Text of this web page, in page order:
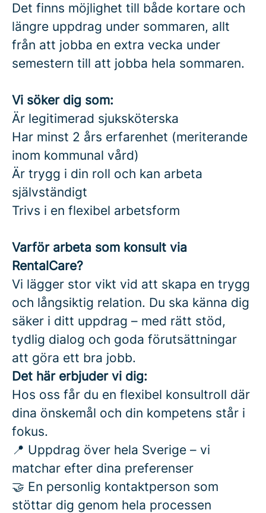
Det finns möjlighet till både kortare och
längre uppdrag under sommaren, allt
från att jobba en extra vecka under
semestern till att jobba hela sommaren.
Vi söker dig som:
Är legitimerad sjuksköterska
Har minst 2 års erfarenhet (meriterande
inom kommunal vård)
Är trygg i din roll och kan arbeta
självständigt
Trivs i en flexibel arbetsform
Varför arbeta som konsult via
RentalCare?
Vi lägger stor vikt vid att skapa en trygg
och långsiktig relation. Du ska känna dig
säker i ditt uppdrag – med rätt stöd,
tydlig dialog och goda förutsättningar
att göra ett bra jobb.
Det här erbjuder vi dig:
Hos oss får du en flexibel konsultroll där
dina önskemål och din kompetens står i
fokus.
📍 Uppdrag över hela Sverige – vi
matchar efter dina preferenser
🤝 En personlig kontaktperson som
stöttar dig genom hela processen